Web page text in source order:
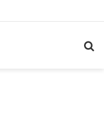
plein essor